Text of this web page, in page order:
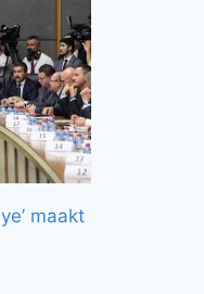
maakt